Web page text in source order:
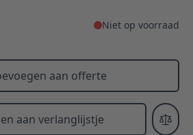
Niet op voorraad
aan offerte
aan verlanglijstje